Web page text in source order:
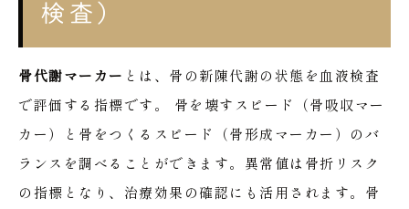
検査）
骨代謝マーカー とは、骨の新陳代謝の状態を血液検査
で評価する指標です。
骨を壊すスピード（骨吸収マー
カー）と骨をつくるスピード（骨形成マーカー）のバ
ランスを調べることができます。異常値は骨折リスク
の指標となり、治療効果の確認にも活用されます。骨